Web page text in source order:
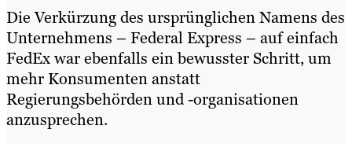
Die Verkürzung des ursprünglichen Namens des
Unternehmens – Federal Express – auf einfach
FedEx war ebenfalls ein bewusster Schritt, um
mehr Konsumenten anstatt
Regierungsbehörden und -organisationen
anzusprechen.